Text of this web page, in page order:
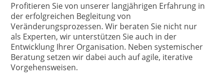
Profitieren Sie von unserer langjährigen Erfahrung in
der erfolgreichen Begleitung von
Veränderungsprozessen. Wir beraten Sie nicht nur
als Experten, wir unterstützen Sie auch in der
Entwicklung Ihrer Organisation. Neben systemischer
Beratung setzen wir dabei auch auf agile, iterative
Vorgehensweisen.